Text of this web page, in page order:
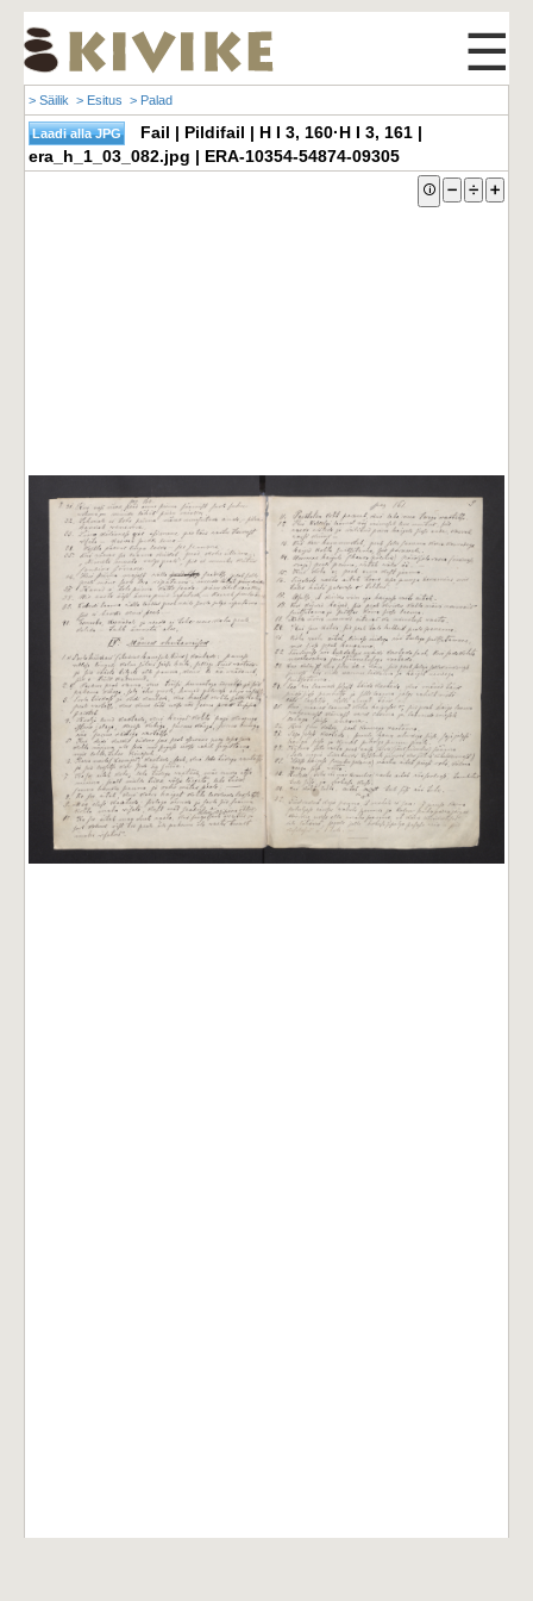
☰
> Säilik > Esitus > Palad
Fail | Pildifail | H I 3, 160·H I 3, 161 |
era_h_1_03_082.jpg | ERA-10354-54874-09305